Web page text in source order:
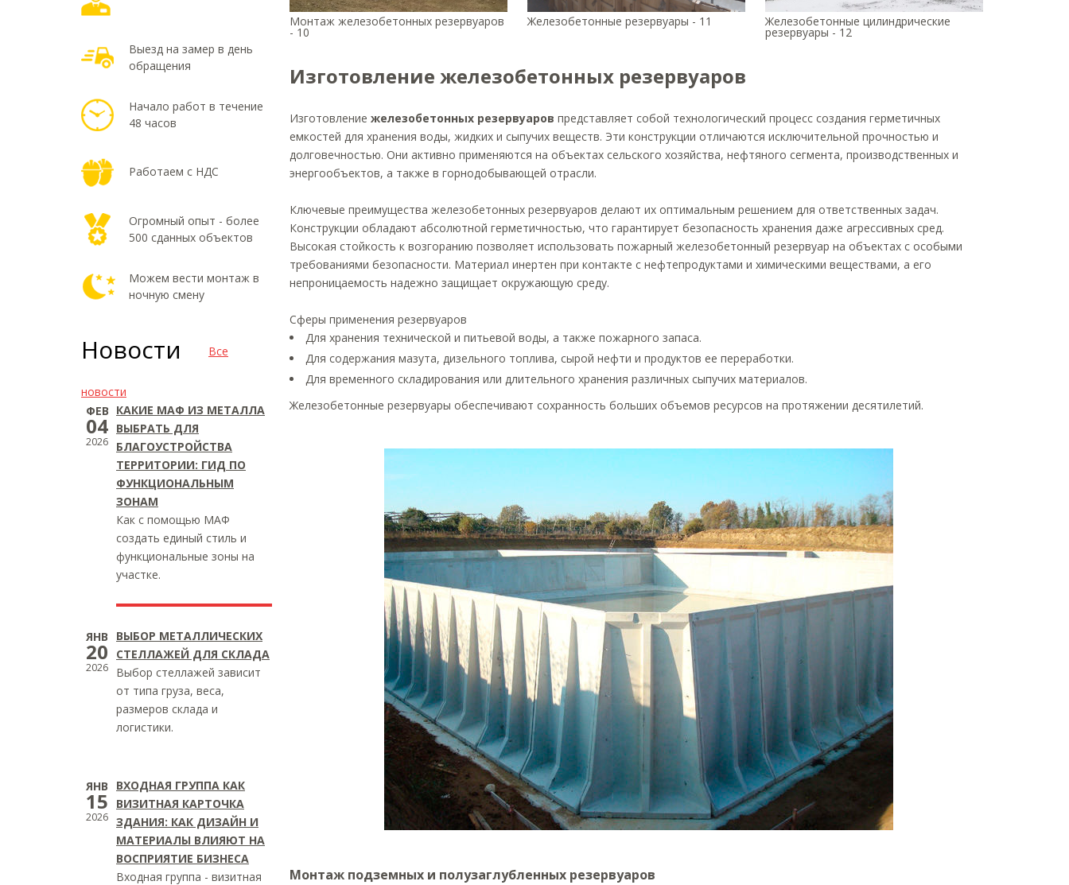
Монтаж железобетонных резервуаров
- 10
Железобетонные резервуары - 11 Железобетонные цилиндрические
резервуары - 12
Изготовление железобетонных резервуаров
Изготовление железобетонных резервуаров представляет собой технологический процесс создания герметичных
емкостей для хранения воды, жидких и сыпучих веществ. Эти конструкции отличаются исключительной прочностью и
долговечностью. Они активно применяются на объектах сельского хозяйства, нефтяного сегмента, производственных и
энергообъектов, а также в горнодобывающей отрасли.
Ключевые преимущества железобетонных резервуаров делают их оптимальным решением для ответственных задач.
Конструкции обладают абсолютной герметичностью, что гарантирует безопасность хранения даже агрессивных сред.
Высокая стойкость к возгоранию позволяет использовать пожарный железобетонный резервуар на объектах с особыми
требованиями безопасности. Материал инертен при контакте с нефтепродуктами и химическими веществами, а его
непроницаемость надежно защищает окружающую среду.
Сферы применения резервуаров
Для хранения технической и питьевой воды, а также пожарного запаса.
Для содержания мазута, дизельного топлива, сырой нефти и продуктов ее переработки.
Для временного складирования или длительного хранения различных сыпучих материалов.
Железобетонные резервуары обеспечивают сохранность больших объемов ресурсов на протяжении десятилетий.
Монтаж подземных и полузаглубленных резервуаров
Выезд на замер в день
обращения
Начало работ в течение
48 часов
Работаем с НДС
Огромный опыт - более
500 сданных объектов
Можем вести монтаж в
ночную смену
Новости Все
новости
ФЕВ
04
2026
КАКИЕ МАФ ИЗ МЕТАЛЛА
ВЫБРАТЬ ДЛЯ
БЛАГОУСТРОЙСТВА
ТЕРРИТОРИИ: ГИД ПО
ФУНКЦИОНАЛЬНЫМ
ЗОНАМ
Как с помощью МАФ
создать единый стиль и
функциональные зоны на
участке.
ЯНВ
20
2026
ВЫБОР МЕТАЛЛИЧЕСКИХ
СТЕЛЛАЖЕЙ ДЛЯ СКЛАДА
Выбор стеллажей зависит
от типа груза, веса,
размеров склада и
логистики.
ЯНВ
15
2026
ВХОДНАЯ ГРУППА КАК
ВИЗИТНАЯ КАРТОЧКА
ЗДАНИЯ: КАК ДИЗАЙН И
МАТЕРИАЛЫ ВЛИЯЮТ НА
ВОСПРИЯТИЕ БИЗНЕСА
Входная группа - визитная